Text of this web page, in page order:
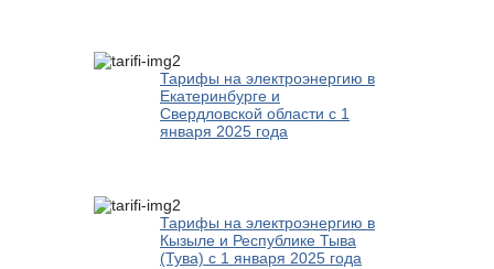
Тарифы на электроэнергию в
Екатеринбурге и
Свердловской области с 1
января 2025 года
Тарифы на электроэнергию в
Кызыле и Республике Тыва
(Тува) с 1 января 2025 года